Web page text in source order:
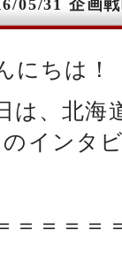
05/31 企画
にちは！
は、北海
のインタ
＝＝＝＝